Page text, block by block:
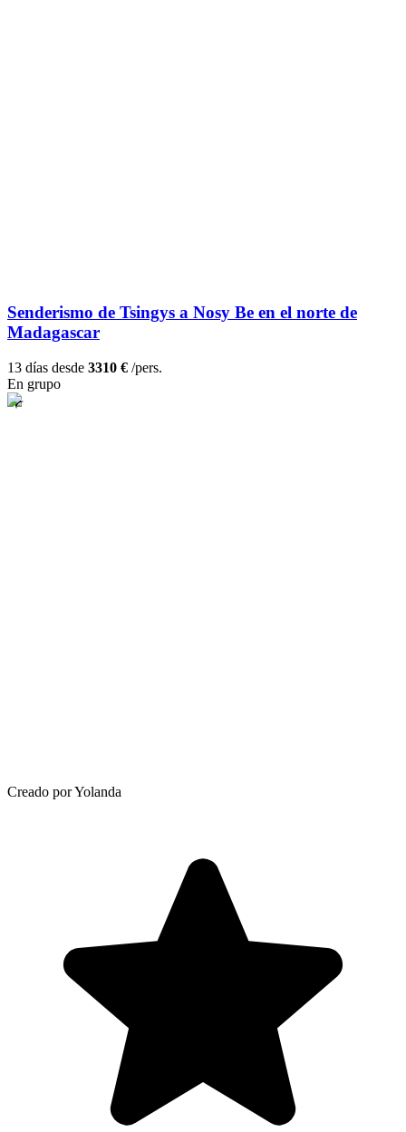
Senderismo de Tsingys a Nosy Be en el norte de
Madagascar
13 días desde 3310 € /pers.
En grupo
Creado por Yolanda